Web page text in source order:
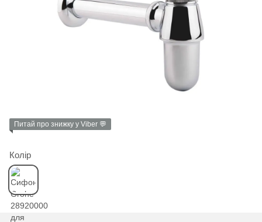
Питай про знижку у Viber 💬
Колір